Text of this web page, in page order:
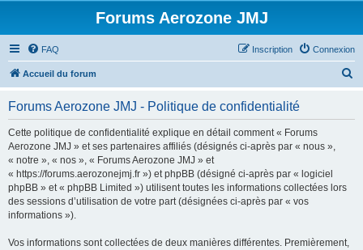
Forums Aerozone JMJ
FAQ Connexion
Inscription
Accueil du forum
Forums Aerozone JMJ - Politique de confidentialité
Cette politique de confidentialité explique en détail comment « Forums
Aerozone JMJ » et ses partenaires affiliés (désignés ci-après par « nous »,
« notre », « nos », « Forums Aerozone JMJ » et
« https://forums.aerozonejmj.fr ») et phpBB (désigné ci-après par « logiciel
phpBB » et « phpBB Limited ») utilisent toutes les informations collectées lors
des sessions d’utilisation de votre part (désignées ci-après par « vos
informations »).
Vos informations sont collectées de deux manières différentes. Premièrement,